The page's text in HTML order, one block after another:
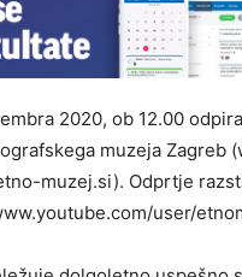
2020, ob 12.00 odpira
muzeja Zagreb
muzej.si). Odprtje
user/